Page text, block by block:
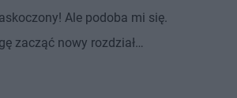
Ale podoba mi się.
zacząć nowy rozdział…